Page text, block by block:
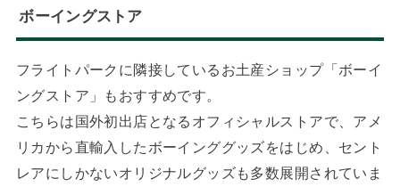
ボーイングストア
フライトパークに隣接しているお土産ショップ「ボーイ
ングストア」もおすすめです。
こちらは国外初出店となるオフィシャルストアで、アメ
リカから直輸入したボーインググッズをはじめ、セント
レアにしかないオリジナルグッズも多数展開されていま